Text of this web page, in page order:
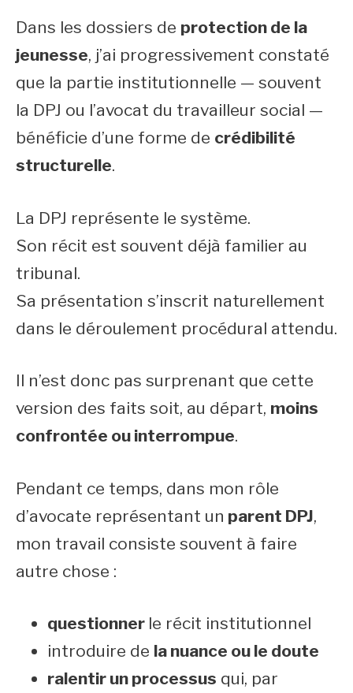
Dans les dossiers de protection de la
jeunesse, j’ai progressivement constaté
que la partie institutionnelle — souvent
la DPJ ou l’avocat du travailleur social —
bénéficie d’une forme de crédibilité
structurelle.
La DPJ représente le système.
Son récit est souvent déjà familier au
tribunal.
Sa présentation s’inscrit naturellement
dans le déroulement procédural attendu.
Il n’est donc pas surprenant que cette
version des faits soit, au départ, moins
confrontée ou interrompue.
Pendant ce temps, dans mon rôle
d’avocate représentant un parent DPJ,
mon travail consiste souvent à faire
autre chose :
questionner le récit institutionnel
introduire de la nuance ou le doute
ralentir un processus qui, par